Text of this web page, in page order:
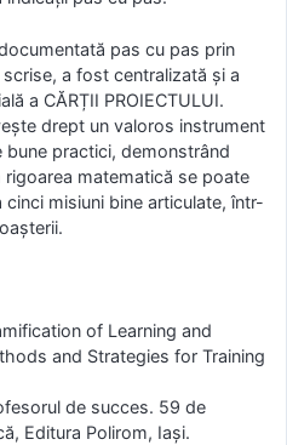
pas cu pas prin
a fost centralizată și a
a CĂRȚII PROIECTULUI.
drept un valoros instrument
bune practici, demonstrând
matematică se poate
misiuni bine articulate, într-
of Learning and
and Strategies for Training
de succes. 59 de
Editura Polirom, Iași.